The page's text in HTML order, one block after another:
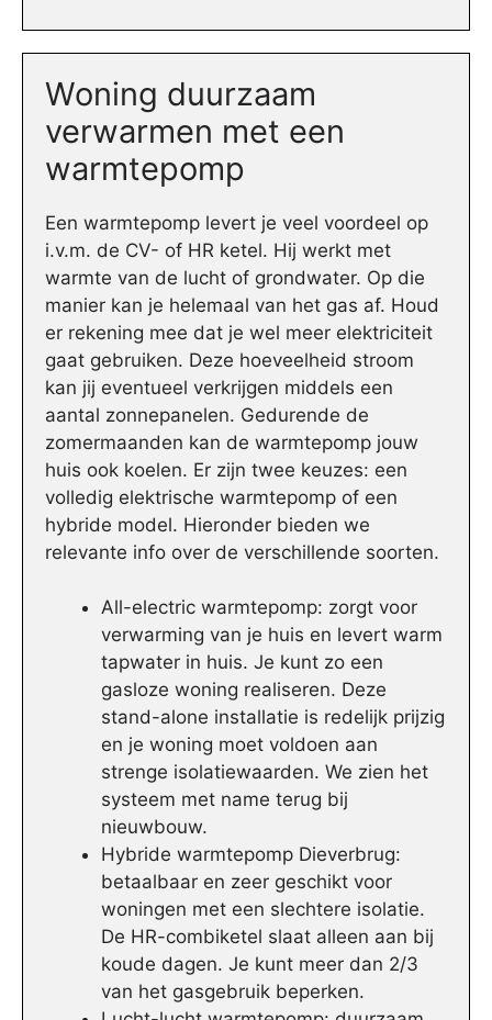
Woning duurzaam
verwarmen met een
warmtepomp
Een warmtepomp levert je veel voordeel op
i.v.m. de CV- of HR ketel. Hij werkt met
warmte van de lucht of grondwater. Op die
manier kan je helemaal van het gas af. Houd
er rekening mee dat je wel meer elektriciteit
gaat gebruiken. Deze hoeveelheid stroom
kan jij eventueel verkrijgen middels een
aantal zonnepanelen. Gedurende de
zomermaanden kan de warmtepomp jouw
huis ook koelen. Er zijn twee keuzes: een
volledig elektrische warmtepomp of een
hybride model. Hieronder bieden we
relevante info over de verschillende soorten.
All-electric warmtepomp: zorgt voor
verwarming van je huis en levert warm
tapwater in huis. Je kunt zo een
gasloze woning realiseren. Deze
stand-alone installatie is redelijk prijzig
en je woning moet voldoen aan
strenge isolatiewaarden. We zien het
systeem met name terug bij
nieuwbouw.
Hybride warmtepomp Dieverbrug:
betaalbaar en zeer geschikt voor
woningen met een slechtere isolatie.
De HR-combiketel slaat alleen aan bij
koude dagen. Je kunt meer dan 2/3
van het gasgebruik beperken.